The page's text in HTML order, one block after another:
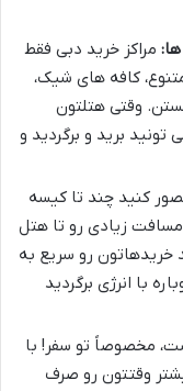
مراکز خرید دبی فقط
کافه های شیک،
وقتی هتلتون
برید و برگردید و
کنید چند تا کیسه
زیادی رو تا هتل
خریدهاتون رو سریع به
با انرژی برگردید
مخصوصاً تو سفر! با
وقتتون رو صرف